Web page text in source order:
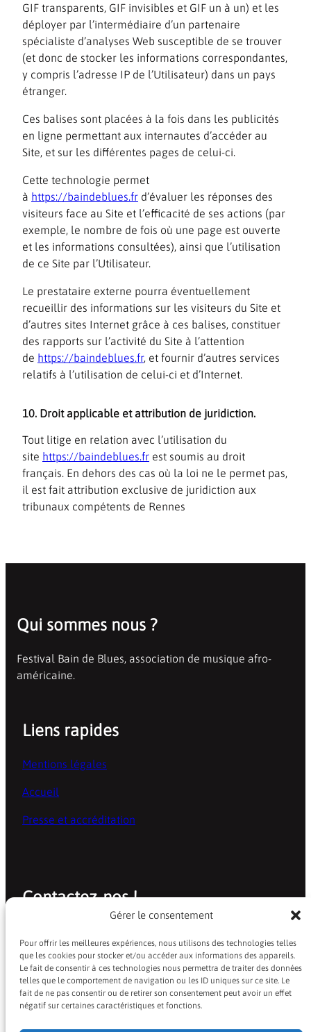
Gérer le consentement
Pour offrir les meilleures expériences, nous utilisons des technologies telles
que les cookies pour stocker et/ou accéder aux informations des appareils.
Le fait de consentir à ces technologies nous permettra de traiter des données
telles que le comportement de navigation ou les ID uniques sur ce site. Le
fait de ne pas consentir ou de retirer son consentement peut avoir un effet
négatif sur certaines caractéristiques et fonctions.
GIF transparents, GIF invisibles et GIF un à un) et les
déployer par l’intermédiaire d’un partenaire
spécialiste d’analyses Web susceptible de se trouver
(et donc de stocker les informations correspondantes,
y compris l’adresse IP de l’Utilisateur) dans un pays
étranger.
Ces balises sont placées à la fois dans les publicités
en ligne permettant aux internautes d’accéder au
Site, et sur les différentes pages de celui-ci.
Cette technologie permet
à https://baindeblues.fr d’évaluer les réponses des
visiteurs face au Site et l’efficacité de ses actions (par
exemple, le nombre de fois où une page est ouverte
et les informations consultées), ainsi que l’utilisation
de ce Site par l’Utilisateur.
Le prestataire externe pourra éventuellement
recueillir des informations sur les visiteurs du Site et
d’autres sites Internet grâce à ces balises, constituer
des rapports sur l’activité du Site à l’attention
de https://baindeblues.fr, et fournir d’autres services
relatifs à l’utilisation de celui-ci et d’Internet.
10. Droit applicable et attribution de juridiction.
Tout litige en relation avec l’utilisation du
site https://baindeblues.fr est soumis au droit
français. En dehors des cas où la loi ne le permet pas,
il est fait attribution exclusive de juridiction aux
tribunaux compétents de Rennes
Qui sommes nous ?
Festival Bain de Blues, association de musique afro-
américaine.
Liens rapides
Mentions légales
Accueil
Presse et accréditation
Contactez-nos !
Facebook Instagram